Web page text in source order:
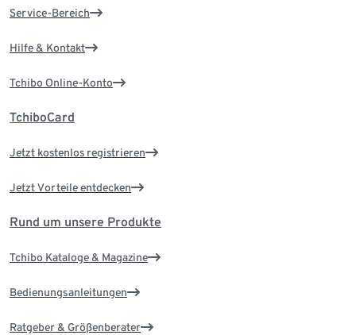
Service-Bereich
Hilfe & Kontakt
Tchibo Online-Konto
TchiboCard
Jetzt kostenlos registrieren
Jetzt Vorteile entdecken
Rund um unsere Produkte
Tchibo Kataloge & Magazine
Bedienungsanleitungen
Ratgeber & Größenberater